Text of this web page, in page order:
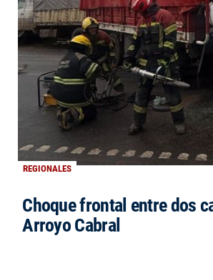
REGIONALES
Choque frontal entre dos
Arroyo Cabral